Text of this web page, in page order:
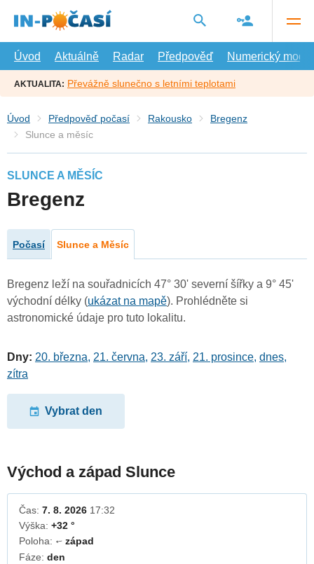
hlavní
Úvod
Aktuálně Radar Předpověď Numerický model
AKTUALITA: Převážně slunečno s letními teplotami
Úvod Předpověď počasí Rakousko
Bregenz
Slunce a měsíc
SLUNCE A MĚSÍC
Bregenz
Počasí Slunce a Měsíc
Bregenz leží na souřadnicích 47° 30' severní šířky a 9° 45'
východní délky (ukázat na mapě). Prohlédněte si
astronomické údaje pro tuto lokalitu.
Dny: 20. března, 21. června, 23. září, 21. prosince, dnes,
zítra
Vybrat den
Východ a západ Slunce
Čas: 7. 8. 2026 17:32
Výška: +32 °
Poloha:
↓západ
Fáze: den